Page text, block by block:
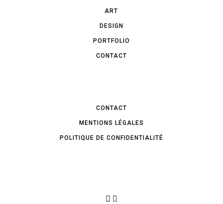
ART
DESIGN
PORTFOLIO
CONTACT
CONTACT
MENTIONS LÉGALES
POLITIQUE DE CONFIDENTIALITÉ